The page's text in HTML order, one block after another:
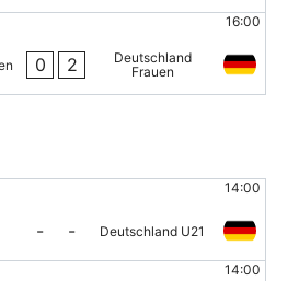
16:00
0 2
Deutschland
Frauen
14:00
- - Deutschland U21
14:00